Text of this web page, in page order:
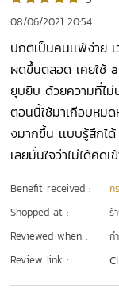
08/06/2021 20:54
ปกติเป็นคนเเพ้ง่าย
ผดขึ้นตลอด เคยใช้
ยุบยิบ ด้วยความที่ไม่
ตอนนี้ใช้มาเกือบหมด
งมากขึ้น เเบบรู้สึกไ
เลยมั่นใจว่าไม่ได้คิดเ
Benefit received : ก
Shopped at : ร้
Reviewed when : ก
Review link :